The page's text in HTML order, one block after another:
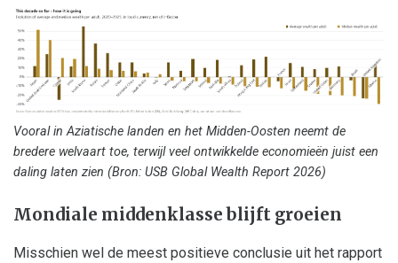
Vooral in Aziatische landen en het Midden-Oosten neemt de
bredere welvaart toe, terwijl veel ontwikkelde economieën juist een
daling laten zien (Bron: USB Global Wealth Report 2026)
Mondiale middenklasse blijft groeien
Misschien wel de meest positieve conclusie uit het rapport